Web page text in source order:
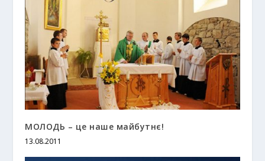
МОЛОДЬ – це наше майбутнє!
13.08.2011